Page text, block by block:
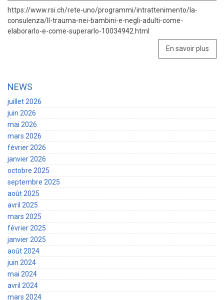
https://www.rsi.ch/rete-uno/programmi/intrattenimento/la-
consulenza/Il-trauma-nei-bambini-e-negli-adulti-come-
elaborarlo-e-come-superarlo-10034942.html
En savoir plus
NEWS
juillet 2026
juin 2026
mai 2026
mars 2026
février 2026
janvier 2026
octobre 2025
septembre 2025
août 2025
avril 2025
mars 2025
février 2025
janvier 2025
août 2024
juin 2024
mai 2024
avril 2024
mars 2024